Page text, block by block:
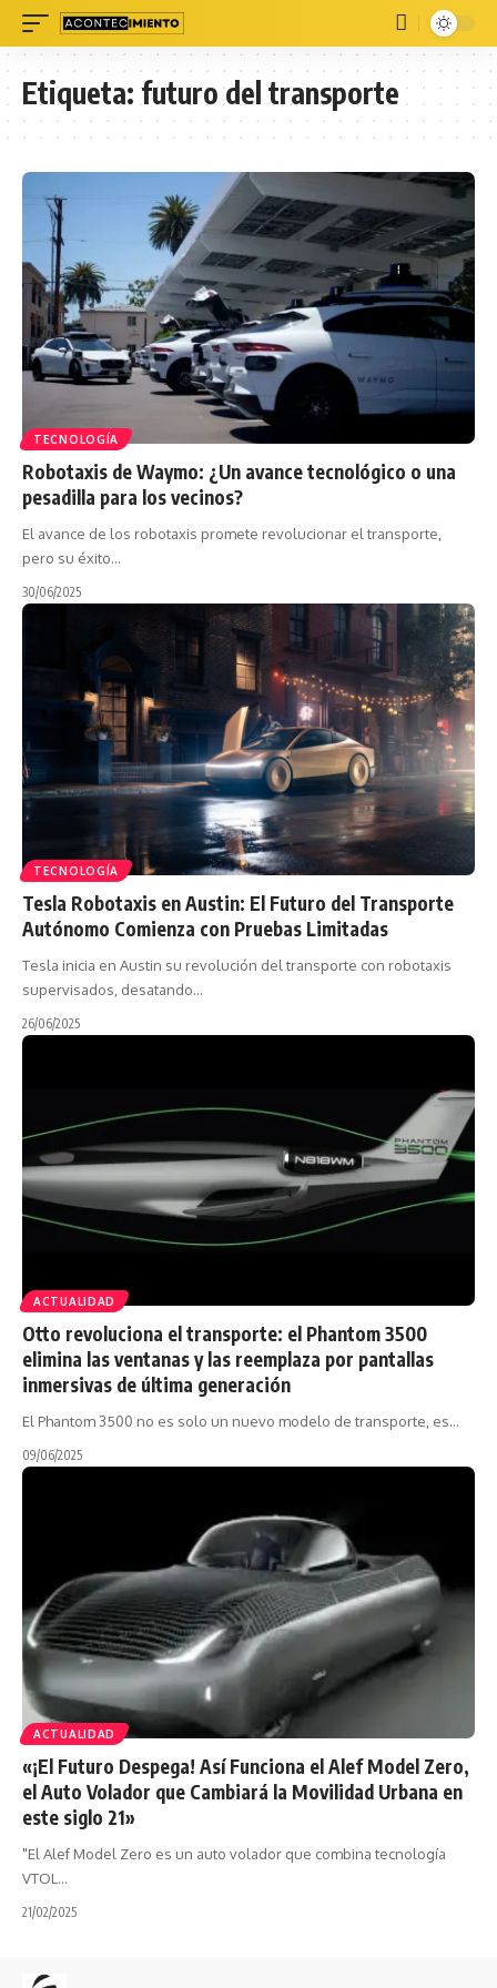
Etiqueta:futuro del transporte
TECNOLOGÍA
Robotaxis de Waymo: ¿Un avance tecnológico o una
pesadilla para los vecinos?
El avance de los robotaxis promete revolucionar el transporte,
pero su éxito…
30/06/2025
TECNOLOGÍA
Tesla Robotaxis en Austin: El Futuro del Transporte
Autónomo Comienza con Pruebas Limitadas
Tesla inicia en Austin su revolución del transporte con robotaxis
supervisados, desatando…
26/06/2025
ACTUALIDAD
Otto revoluciona el transporte: el Phantom 3500
elimina las ventanas y las reemplaza por pantallas
inmersivas de última generación
El Phantom 3500 no es solo un nuevo modelo de transporte, es…
09/06/2025
ACTUALIDAD
«¡El Futuro Despega! Así Funciona el Alef Model Zero,
el Auto Volador que Cambiará la Movilidad Urbana en
este siglo 21»
"El Alef Model Zero es un auto volador que combina tecnología
VTOL…
21/02/2025